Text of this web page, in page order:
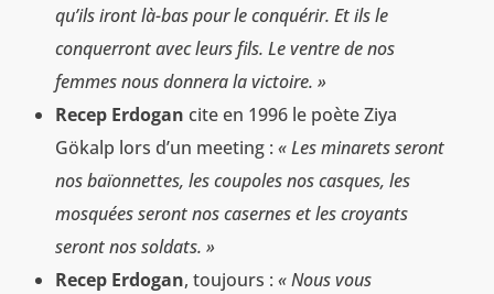
qu’ils iront là-bas pour le conquérir. Et ils le
conquerront avec leurs fils. Le ventre de nos
femmes nous donnera la victoire. »
Recep Erdogan cite en 1996 le poète Ziya
Gökalp lors d’un meeting : « Les minarets seront
nos baïonnettes, les coupoles nos casques, les
mosquées seront nos casernes et les croyants
seront nos soldats. »
Recep Erdogan, toujours : « Nous vous